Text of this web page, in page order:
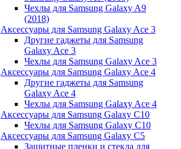
Чехлы для Samsung Galaxy A9
(2018)
Аксессуары для Samsung Galaxy Ace 3
Другие гаджеты для Samsung
Galaxy Ace 3
Чехлы для Samsung Galaxy Ace 3
Аксессуары для Samsung Galaxy Ace 4
Другие гаджеты для Samsung
Galaxy Ace 4
Чехлы для Samsung Galaxy Ace 4
Аксессуары для Samsung Galaxy C10
Чехлы для Samsung Galaxy C10
Аксессуары для Samsung Galaxy C5
Защитные пленки и стекла для